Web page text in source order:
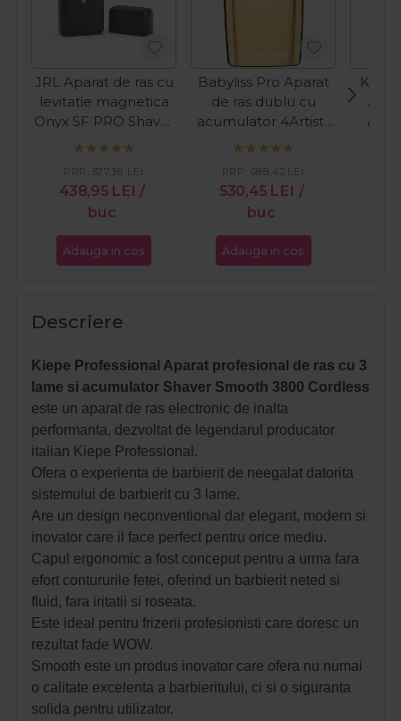
JRL Aparat de ras cu
levitatie magnetica
Onyx SF PRO Shaver
Cordless
438,95 LEI /
buc
PRP: 577,38 LEI
Adauga in cos
Babyliss Pro Aparat
de ras dublu cu
acumulator 4Artists
Cordless Shaver Gold
530,45 LEI /
buc
PRP: 688,42 LEI
Adauga in cos
Descriere
Kiepe Professional Aparat profesional de ras cu 3
lame si acumulator Shaver Smooth 3800 Cordless
este un aparat de ras electronic de inalta
performanta, dezvoltat de legendarul producator
italian Kiepe Professional.
Ofera o experienta de barbierit de neegalat datorita
sistemului de barbierit cu 3 lame.
Are un design neconventional dar elegant, modern si
inovator care il face perfect pentru orice mediu.
Capul ergonomic a fost conceput pentru a urma fara
efort contururile fetei, oferind un barbierit neted si
fluid, fara iritatii si roseata.
Este ideal pentru frizerii profesionisti care doresc un
rezultat fade WOW.
Smooth este un produs inovator care ofera nu numai
o calitate excelenta a barbieritului, ci si o siguranta
solida pentru utilizator.